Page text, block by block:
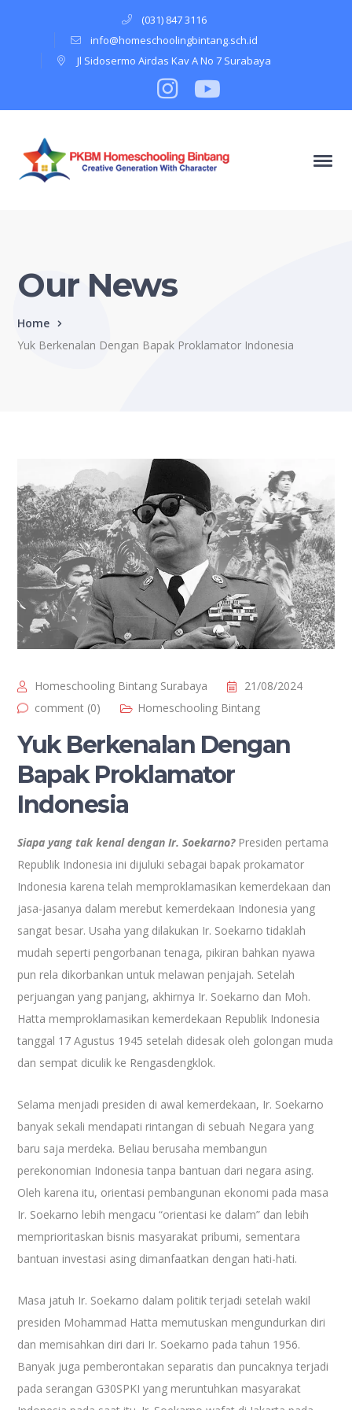
(031) 847 3116
info@homeschoolingbintang.sch.id
Jl Sidosermo Airdas Kav A No 7 Surabaya
Instagram
Profile
Youtube
Our News
Home
Yuk Berkenalan Dengan Bapak Proklamator Indonesia
Homeschooling Bintang Surabaya
21/08/2024
comment (0)
Homeschooling Bintang
Yuk Berkenalan Dengan
Bapak Proklamator
Indonesia
Siapa yang tak kenal dengan Ir. Soekarno?Presiden pertama
Republik Indonesia ini dijuluki sebagai bapak prokamator
Indonesia karena telah memproklamasikan kemerdekaan dan
jasa-jasanya dalam merebut kemerdekaan Indonesia yang
sangat besar. Usaha yang dilakukan Ir. Soekarno tidaklah
mudah seperti pengorbanan tenaga, pikiran bahkan nyawa
pun rela dikorbankan untuk melawan penjajah. Setelah
perjuangan yang panjang, akhirnya Ir. Soekarno dan Moh.
Hatta memproklamasikan kemerdekaan Republik Indonesia
tanggal 17 Agustus 1945 setelah didesak oleh golongan muda
dan sempat diculik ke Rengasdengklok.
Selama menjadi presiden di awal kemerdekaan, Ir. Soekarno
banyak sekali mendapati rintangan di sebuah Negara yang
baru saja merdeka. Beliau berusaha membangun
perekonomian Indonesia tanpa bantuan dari negara asing.
Oleh karena itu, orientasi pembangunan ekonomi pada masa
Ir. Soekarno lebih mengacu “orientasi ke dalam” dan lebih
memprioritaskan bisnis masyarakat pribumi, sementara
bantuan investasi asing dimanfaatkan dengan hati-hati.
Masa jatuh Ir. Soekarno dalam politik terjadi setelah wakil
presiden Mohammad Hatta memutuskan mengundurkan diri
dan memisahkan diri dari Ir. Soekarno pada tahun 1956.
Banyak juga pemberontakan separatis dan puncaknya terjadi
pada serangan G30SPKI yang meruntuhkan masyarakat